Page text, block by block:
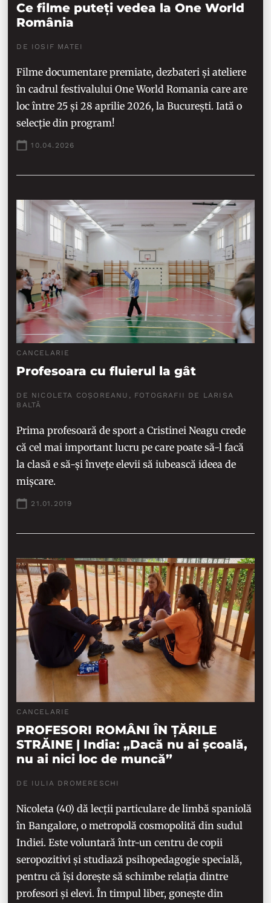
Ce filme puteți vedea la One World
România
DE IOSIF MATEI
Filme documentare premiate, dezbateri și ateliere
în cadrul festivalului One World Romania care are
loc între 25 și 28 aprilie 2026, la București. Iată o
selecție din program!
10.04.2026
CANCELARIE
Profesoara cu fluierul la gât
DE NICOLETA COȘOREANU, FOTOGRAFII DE LARISA
BALTĂ
Prima profesoară de sport a Cristinei Neagu crede
că cel mai important lucru pe care poate să-l facă
la clasă e să-și învețe elevii să iubească ideea de
mișcare.
21.01.2019
CANCELARIE
PROFESORI ROMÂNI ÎN ȚĂRILE
STRĂINE | India: „Dacă nu ai școală,
nu ai nici loc de muncă”
DE IULIA DROMERESCHI
Nicoleta (40) dă lecții particulare de limbă spaniolă
în Bangalore, o metropolă cosmopolită din sudul
Indiei. Este voluntară într-un centru de copii
seropozitivi și studiază psihopedagogie specială,
pentru că își dorește să schimbe relația dintre
profesori și elevi. În timpul liber, gonește din